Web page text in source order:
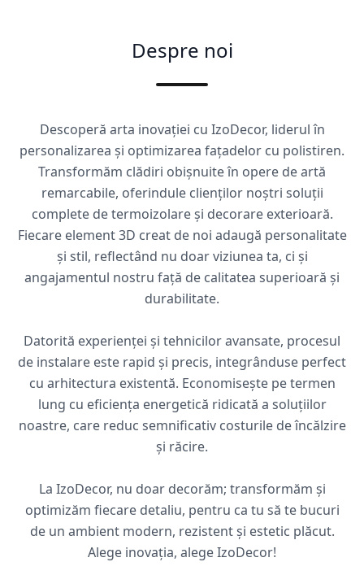
Despre noi
Descoperă arta inovației cu IzoDecor, liderul în
personalizarea și optimizarea fațadelor cu polistiren.
Transformăm clădiri obișnuite în opere de artă
remarcabile, oferindule clienților noștri soluții
complete de termoizolare și decorare exterioară.
Fiecare element 3D creat de noi adaugă personalitate
și stil, reflectând nu doar viziunea ta, ci și
angajamentul nostru față de calitatea superioară și
durabilitate.
Datorită experienței și tehnicilor avansate, procesul
de instalare este rapid și precis, integrânduse perfect
cu arhitectura existentă. Economisește pe termen
lung cu eficiența energetică ridicată a soluțiilor
noastre, care reduc semnificativ costurile de încălzire
și răcire.
La IzoDecor, nu doar decorăm; transformăm și
optimizăm fiecare detaliu, pentru ca tu să te bucuri
de un ambient modern, rezistent și estetic plăcut.
Alege inovația, alege IzoDecor!